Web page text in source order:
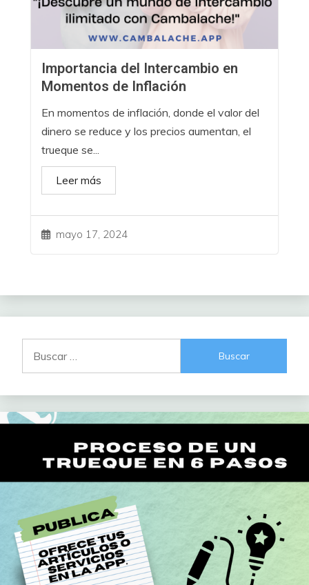
Importancia del Intercambio en
Momentos de Inflación
mayo 17, 2024
En momentos de inflación, donde el valor del
dinero se reduce y los precios aumentan, el
trueque se...
Leer más